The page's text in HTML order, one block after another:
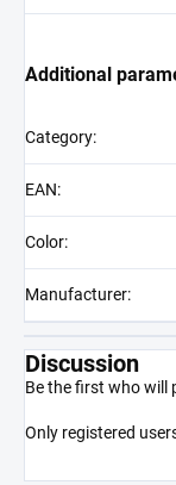
Additional
Category:
EAN:
Color:
Manufacturer:
Discussion
Be the first who will
Only registered